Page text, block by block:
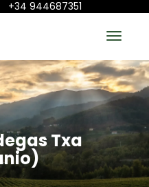
+34 944687351
Txa